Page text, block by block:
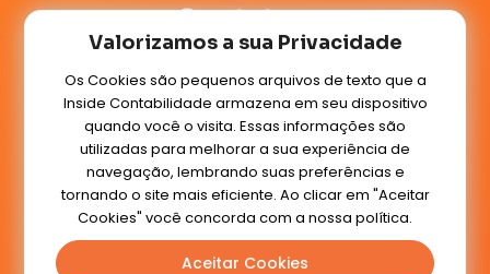
Valorizamos a sua Privacidade
Os Cookies são pequenos arquivos de texto que a
Inside Contabilidade armazena em seu dispositivo
quando você o visita. Essas informações são
utilizadas para melhorar a sua experiência de
navegação, lembrando suas preferências e
tornando o site mais eficiente. Ao clicar em "Aceitar
Cookies" você concorda com a nossa política.
Aceitar Cookies
Contatos:
WhatsApp:
(11) 3522-5370
E-mail:
contato@insidecontabilidade.com.br
Conteúdos:
Blog